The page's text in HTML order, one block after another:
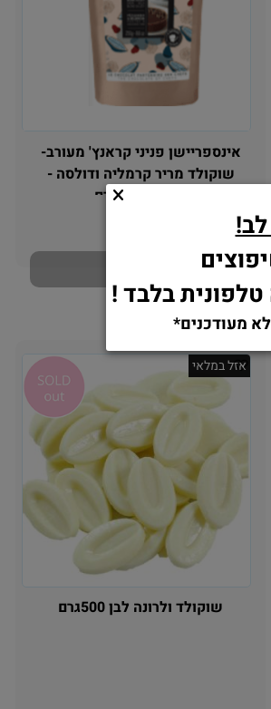
אינספריישן פניני קראנץ' מעורב-
שוקולד מריר קרמליה ודולסה -
אזל במלאי
שוקולד ולרונה לבן 500גרם
בלבד !
מעודכנים*